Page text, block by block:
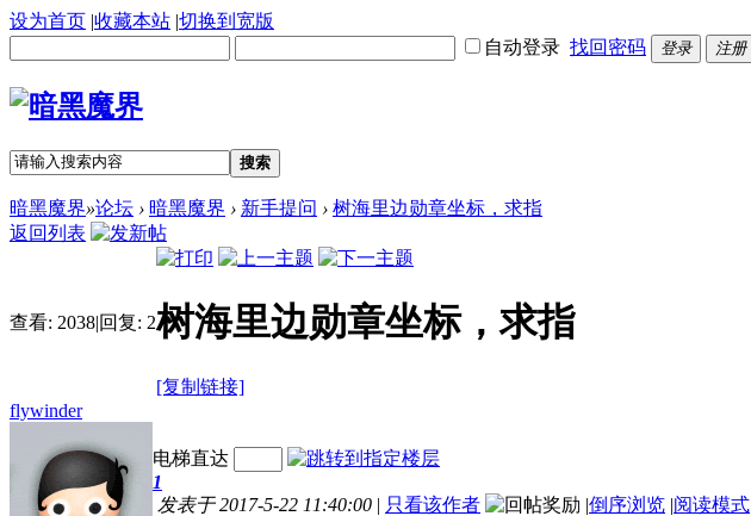
设为首页 |收藏本站 |切换到宽版
自动登录 找回密码 登录 注册
搜索
暗黑魔界»论坛 › 暗黑魔界 › 新手提问 › 树海里边勋章坐标，求指
返回列表
查看: 2038|回复: 2树海里边勋章坐标，求指
[复制链接]
flywinder
电梯直达
1
发表于 2017-5-22 11:40:00 | 只看该作者 |倒序浏览 |阅读模式